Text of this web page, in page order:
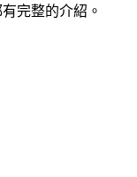
完整的介紹。